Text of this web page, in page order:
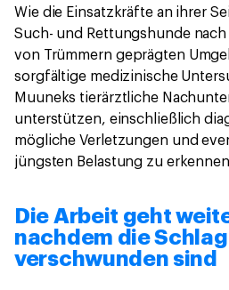
Wie die Einsatzkräfte an ihrer
Such- und Rettungshunde
von Trümmern geprägten
sorgfältige medizinische
Muuneks tierärztliche
unterstützen, einschließlich
mögliche Verletzungen und
jüngsten Belastung zu
Die Arbeit geht
nachdem die
verschwunden sind